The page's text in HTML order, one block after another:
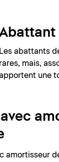
Les abattants
rares, mais,
une
amortisseur